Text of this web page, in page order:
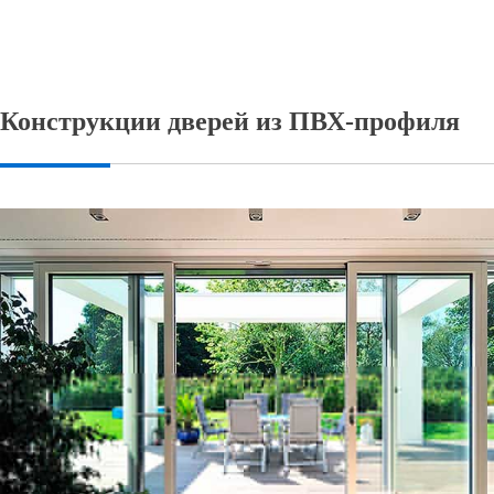
Конструкции дверей из ПВХ-профиля